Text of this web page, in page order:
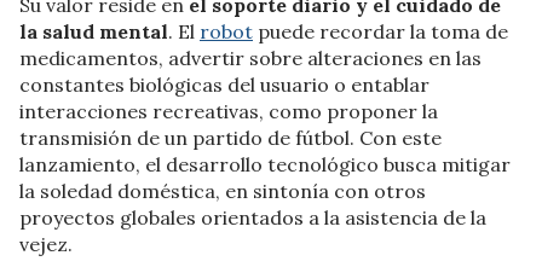
Su valor reside en el soporte diario y el cuidado de
la salud mental. El robot puede recordar la toma de
medicamentos, advertir sobre alteraciones en las
constantes biológicas del usuario o entablar
interacciones recreativas, como proponer la
transmisión de un partido de fútbol. Con este
lanzamiento, el desarrollo tecnológico busca mitigar
la soledad doméstica, en sintonía con otros
proyectos globales orientados a la asistencia de la
vejez.